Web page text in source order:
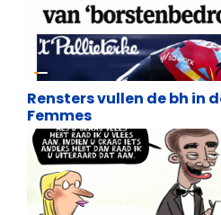
Rensters vullen de bh in
Femmes